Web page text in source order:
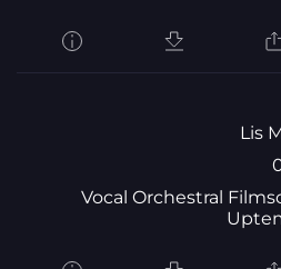
Lis
Vocal Orchestral